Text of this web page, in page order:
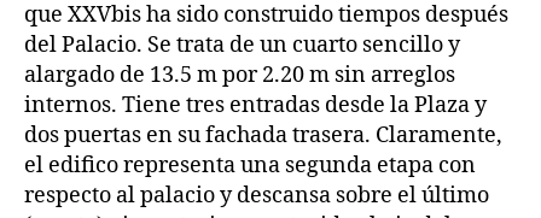
que XXVbis ha sido construido tiempos después
del Palacio. Se trata de un cuarto sencillo y
alargado de 13.5 m por 2.20 m sin arreglos
internos. Tiene tres entradas desde la Plaza y
dos puertas en su fachada trasera. Claramente,
el edifico representa una segunda etapa con
respecto al palacio y descansa sobre el último